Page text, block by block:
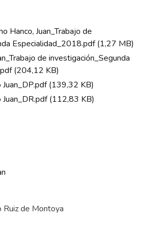
Hanco, Juan_Trabajo de
Especialidad_2018.pdf(1,27 MB)
de investigación_Segunda
(204,12 KB)
(139,32 KB)
(112,83 KB)
Ruiz de Montoya